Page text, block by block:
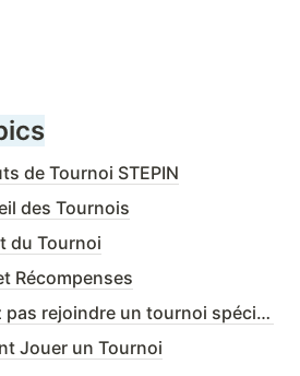
de Tournoi STEPIN
des Tournois
du Tournoi
Récompenses
Vous ne pouvez pas rejoindre un tournoi spécifique ?
Jouer un Tournoi